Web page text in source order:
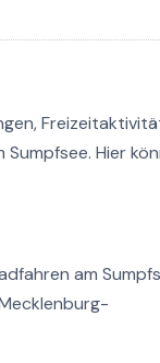
Hier
am